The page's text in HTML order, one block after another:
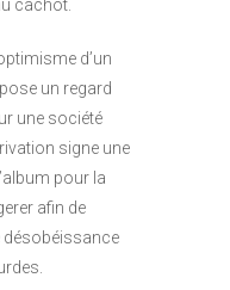
cachot.
d’un
un regard
une société
signe une
pour la
afin de
désobéissance